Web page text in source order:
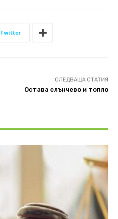
Twitter
СЛЕДВАЩА СТАТИЯ
Остава слънчево и топло